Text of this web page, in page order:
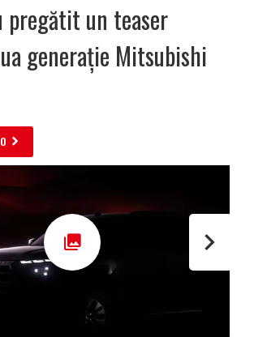
pregătit un teaser
generație Mitsubishi